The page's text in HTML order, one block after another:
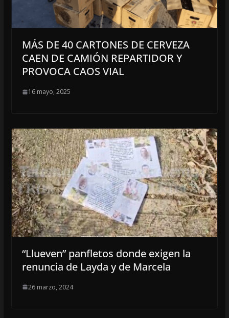
MÁS DE 40 CARTONES DE CERVEZA
CAEN DE CAMIÓN REPARTIDOR Y
PROVOCA CAOS VIAL
16 mayo, 2025
“Llueven” panfletos donde exigen la
renuncia de Layda y de Marcela
26 marzo, 2024